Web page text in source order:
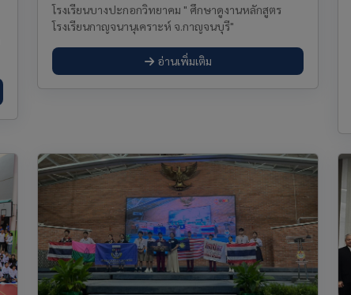
โรงเรียนบางปะกอกวิทยาคม " ศึกษาดูงานหลักสูตร
โรงเรียนกาญจนานุเคราะห์ จ.กาญจนบุรี"
อ่านเพิ่มเติม